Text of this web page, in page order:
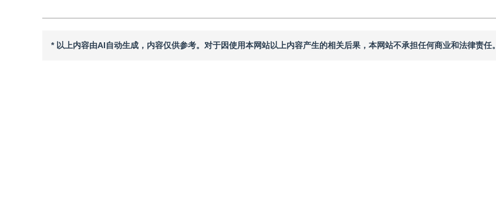
* 以上内容由AI自动生成，内容仅供参考。对于因使用本网站以上内容产生的相关后果，本网站不承担任何商业和法律责任。